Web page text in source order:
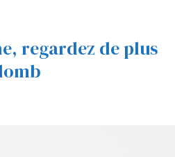
regardez de plus